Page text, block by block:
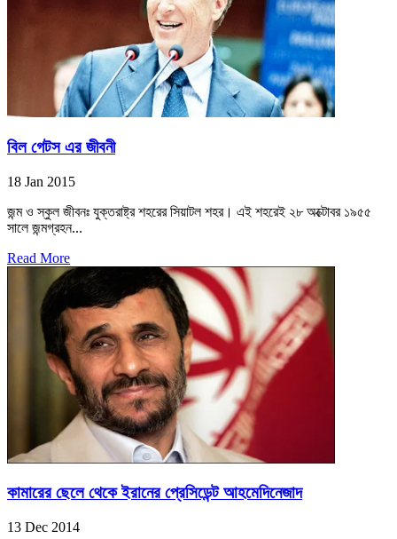
বিল গেটস এর জীবনী
18 Jan 2015
জন্ম ও স্কুল জীবনঃ যুক্তরাষ্ট্র শহরের সিয়াটল শহর। এই শহরেই ২৮ অক্টোবর ১৯৫৫
সালে জন্মগ্রহন...
Read More
কামারের ছেলে থেকে ইরানের প্রেসিডেন্ট আহমেদিনেজাদ
13 Dec 2014